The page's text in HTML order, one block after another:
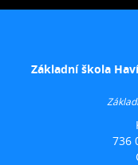
Základní škola
736